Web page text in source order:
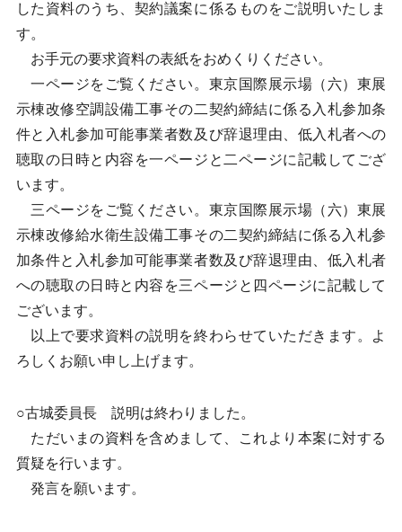
した資料のうち、契約議案に係るものをご説明いたしま
す。
お手元の要求資料の表紙をおめくりください。
一ページをご覧ください。東京国際展示場（六）東展
示棟改修空調設備工事その二契約締結に係る入札参加条
件と入札参加可能事業者数及び辞退理由、低入札者への
聴取の日時と内容を一ページと二ページに記載してござ
います。
三ページをご覧ください。東京国際展示場（六）東展
示棟改修給水衛生設備工事その二契約締結に係る入札参
加条件と入札参加可能事業者数及び辞退理由、低入札者
への聴取の日時と内容を三ページと四ページに記載して
ございます。
以上で要求資料の説明を終わらせていただきます。よ
ろしくお願い申し上げます。
○古城委員長 説明は終わりました。
ただいまの資料を含めまして、これより本案に対する
質疑を行います。
発言を願います。